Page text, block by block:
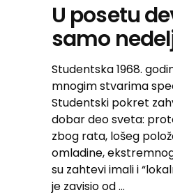
U posetu
samo
Studentska 1968.
mnogim stvarima
Studentski pokret
dobar deo sveta:
zbog rata, lošeg
omladine,
su zahtevi imali i
je zavisio od